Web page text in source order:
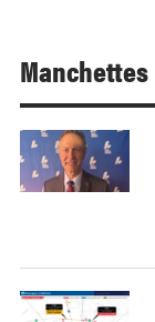
Manchettes